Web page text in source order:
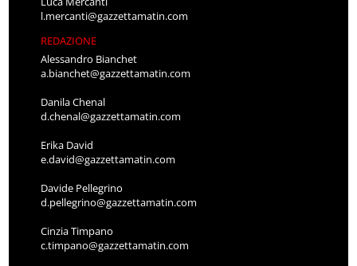
l.mercanti@gazzettamatin.com
REDAZIONE
Alessandro Bianchet
a.bianchet@gazzettamatin.com
Danila Chenal
d.chenal@gazzettamatin.com
Erika David
e.david@gazzettamatin.com
Davide Pellegrino
d.pellegrino@gazzettamatin.com
Cinzia Timpano
c.timpano@gazzettamatin.com